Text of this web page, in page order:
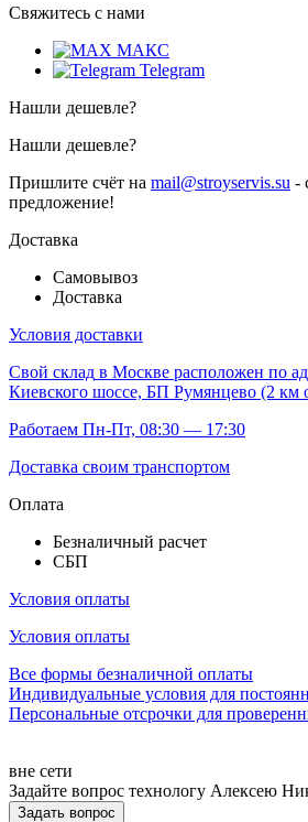
Свяжитесь с нами
МАКС
Telegram
Нашли дешевле?
Нашли дешевле?
Пришлите счёт на mail@stroyservis.su -
предложение!
Доставка
Самовывоз
Доставка
Условия доставки
Свой склад в Москве расположен по
Киевского шоссе, БП Румянцево (2
Работаем Пн-Пт, 08:30 — 17:30
Доставка своим транспортом
Оплата
Безналичный расчет
СБП
Условия оплаты
Условия оплаты
Все формы безналичной оплаты
Индивидуальные условия для
Персональные отсрочки для
вне сети
Задайте вопрос технологу Алексею
Задать вопрос